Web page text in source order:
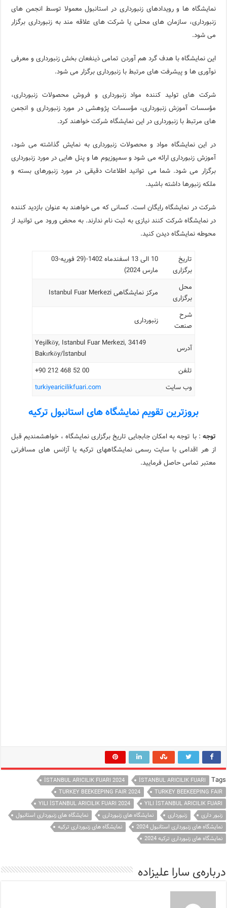
نمایشگاه ها و رویدادهای زنبورداری در استانبول معمولا توسط انجمن های
زنبورداری، سازمان های محلی یا شرکت های علاقه مند به زنبورداری برگزار
می شود.
این نمایشگاه با هدف گرد هم آوردن تمامی ذینفعان بخش زنبورداری و معرفی
نوآوری ها و پیشرفت های مرتبط با زنبورداری برگزار می شود.
شرکت های تولید کننده مواد زنبورداری و فروش محصولات زنبورداری،
مؤسسات آموزش زنبورداری، مؤسسات پژوهشی در مورد زنبورداری و انجمن
های مرتبط با زنبورداری در این نمایشگاه شرکت خواهند کرد.
در این نمایشگاه مواد و محصولات زنبورداری به نمایش گذاشته می شود،
آموزش زنبورداری ارائه می شود و سمپوزیوم ها و پنل هایی در مورد زنبورداری
برگزار می شود. شما می توانید اطلاعات دقیقی در مورد زنبورهای بسته و
ملکه زنبورها داشته باشید.
شرکت در نمایشگاه رایگان است. کسانی که می خواهند به عنوان بازدید کننده
در نمایشگاه شرکت کنند نیازی به ثبت نام ندارند. به محض ورود می توانید از
محوطه نمایشگاه دیدن کنید.
تاریخ
برگزاری
10 الی 13 اسفندماه 1402-(29 فوریه-03
مارس 2024)
محل
برگزاری
مرکز نمایشگاهی Istanbul Fuar Merkezi
شرح
صنعت
زنبورداری
آدرس
Yeşilköy, Istanbul Fuar Merkezi, 34149
Bakırköy/İstanbul
تلفن
00 52 468 212 90+
وب سایت
turkiyearicilikfuari.com
بروزترین تقویم نمایشگاه های استانبول ترکیه
توجه : با توجه به امکان جابجایی تاریخ برگزاری نمایشگاه ، خواهشمندیم قبل
از هر اقدامی با سایت رسمی نمایشگاههای ترکیه یا آزانس های مسافرتی
معتبر تماس حاصل فرمایید.
Tags
İSTANBUL ARICILIK FUARI
İSTANBUL ARICILIK FUARI 2024
TURKEY BEEKEEPING FAIR
TURKEY BEEKEEPING FAIR 2024
YILI İSTANBUL ARICILIK FUARI
YILI İSTANBUL ARICILIK FUARI 2024
زنبور داری
زنبورداری نمایشگاه های زنبورداری
نمایشگاه های زنبورداری استانبول
نمایشگاه های زنبورداری استانبول 2024
نمایشگاه های زنبورداری ترکیه
نمایشگاه های زنبورداری ترکیه 2024
درباره‌ی سارا علیزاده